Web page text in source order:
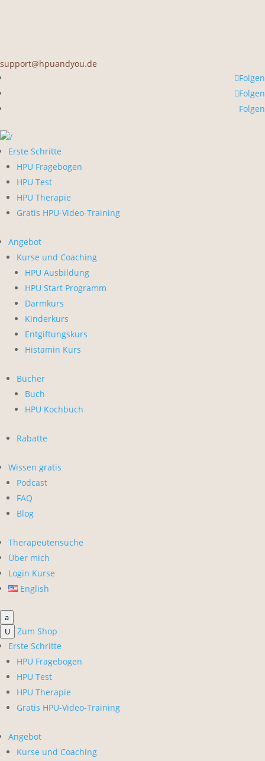
support@hpuandyou.de
Folgen
Folgen
Folgen
Erste Schritte
HPU Fragebogen
HPU Test
HPU Therapie
Gratis HPU-Video-Training
Angebot
Kurse und Coaching
HPU Ausbildung
HPU Start Programm
Darmkurs
Kinderkurs
Entgiftungskurs
Histamin Kurs
Bücher
Buch
HPU Kochbuch
Rabatte
Wissen gratis
Podcast
FAQ
Blog
Therapeutensuche
Über mich
Login Kurse
English
a
U
Zum Shop
Erste Schritte
HPU Fragebogen
HPU Test
HPU Therapie
Gratis HPU-Video-Training
Angebot
Kurse und Coaching